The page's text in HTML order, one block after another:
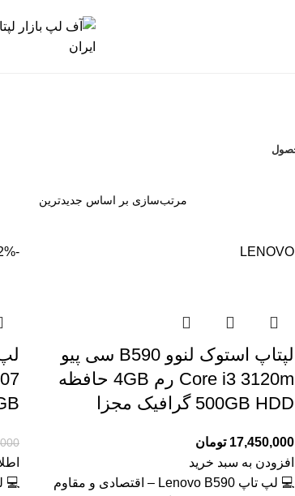
LENOVO
لپتاپ استوک لنوو B590 سی پیو
Core i3 3120m رم 4GB حافظه
500GB HDD گرافیک مجزا
17,450,000 تومان
افزودن به سبد خرید
💻 لپ تاپ Lenovo B590 – اقتصادی و مقاوم
-2%